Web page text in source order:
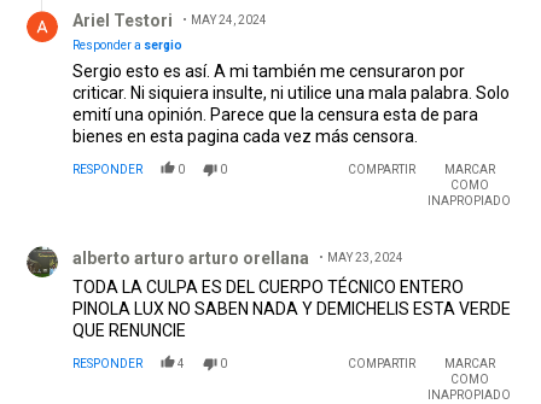
Ariel Testori
MAY 24, 2024
Responder a sergio
Sergio esto es así. A mi también me censuraron por
criticar. Ni siquiera insulte, ni utilice una mala palabra. Solo
emití una opinión. Parece que la censura esta de para
bienes en esta pagina cada vez más censora.
RESPONDER 0 0 COMPARTIR
MARCAR
COMO
INAPROPIADO
alberto arturo arturo orellana MAY 23, 2024
TODA LA CULPA ES DEL CUERPO TÉCNICO ENTERO
PINOLA LUX NO SABEN NADA Y DEMICHELIS ESTA VERDE
QUE RENUNCIE
RESPONDER 4 0 COMPARTIR
MARCAR
COMO
INAPROPIADO